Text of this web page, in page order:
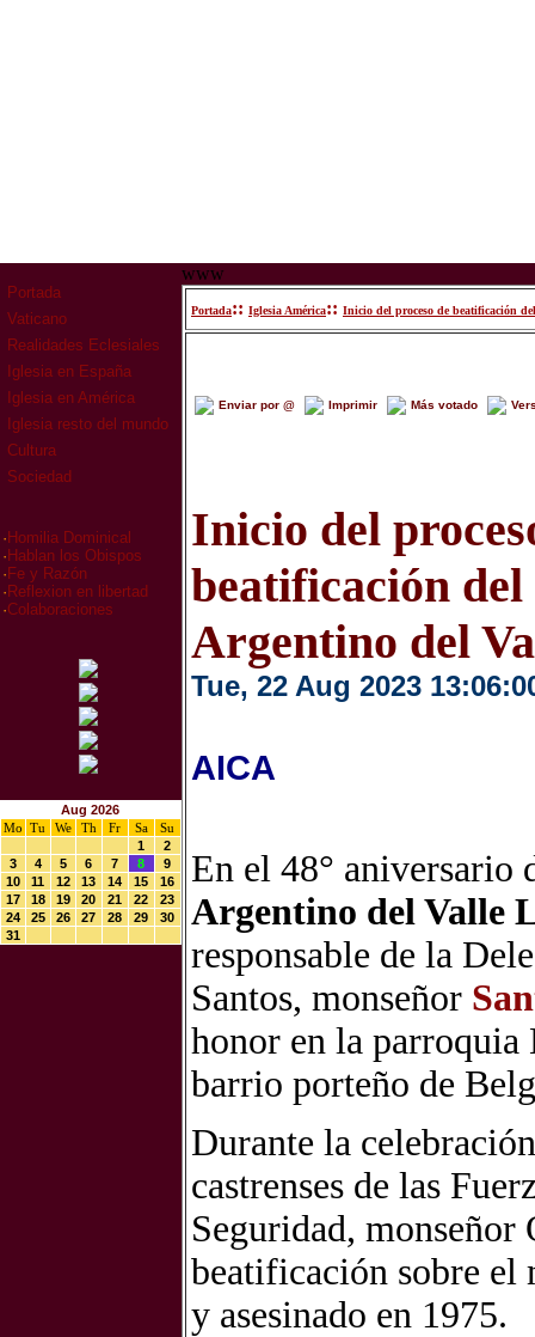
Portada
Vaticano
Realidades Eclesiales
Iglesia en España
Iglesia en América
Iglesia resto del mundo
Cultura
Sociedad
· Homilia Dominical
· Hablan los Obispos
· Fe y Razón
· Reflexion en libertad
·Colaboraciones
Aug 2026
Mo
Tu We Th Fr Sa
Su
1
2
3
4 5 6 7 8
9
10
11 12 13 14 15
16
17
18 19 20 21 22
23
24
25 26 27 28 29
30
31
www
Portada:: Iglesia América:: Inicio del proceso de beatificación
Enviar por @ Imprimir Más votado
Inicio del
beatificación
Argentino del
Tue, 22 Aug 2023
AICA
En el 48°
Argentino del Valle
responsable de la
Santos, monseñor
honor en la parroquia
barrio porteño de
Durante la
castrenses de las
Seguridad,
beatificación sobre el
y asesinado en 1975.